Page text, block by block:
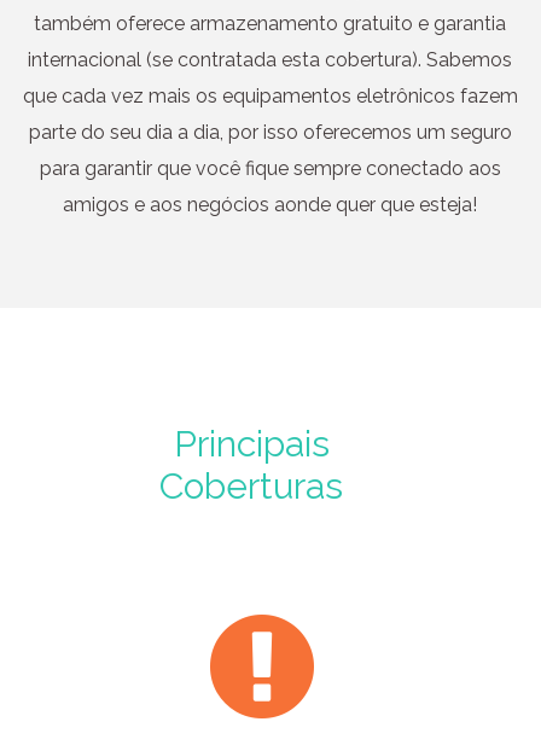
também oferece armazenamento gratuito e garantia
internacional (se contratada esta cobertura). Sabemos
que cada vez mais os equipamentos eletrônicos fazem
parte do seu dia a dia, por isso oferecemos um seguro
para garantir que você fique sempre conectado aos
amigos e aos negócios aonde quer que esteja!
Principais
Coberturas